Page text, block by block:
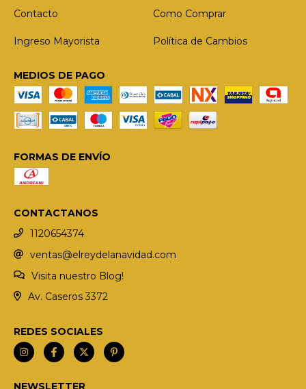
Contacto Como Comprar
Ingreso Mayorista Política de Cambios
MEDIOS DE PAGO
FORMAS DE ENVÍO
CONTACTANOS
1120654374
ventas@elreydelanavidad.com
Visita nuestro Blog!
Av. Caseros 3372
REDES SOCIALES
NEWSLETTER